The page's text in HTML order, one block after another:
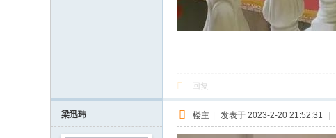
回复
梁迅玮 楼主 | 发表于 2023-2-20 21:52:31 |